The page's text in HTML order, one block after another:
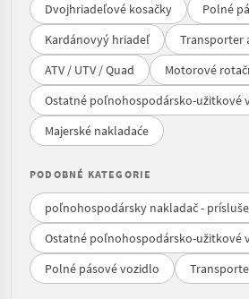
Dvojhriadeľové kosačky
Polné
Kardánovyý hriadeľ
Transporter
ATV / UTV / Quad
Motorové
Ostatné poľnohospodársko-užitkové
Majerské nakladaće
PODOBNÉ KATEGORIE
poľnohospodársky nakladač -
Ostatné poľnohospodársko-užitkové
Polné pásové vozidlo